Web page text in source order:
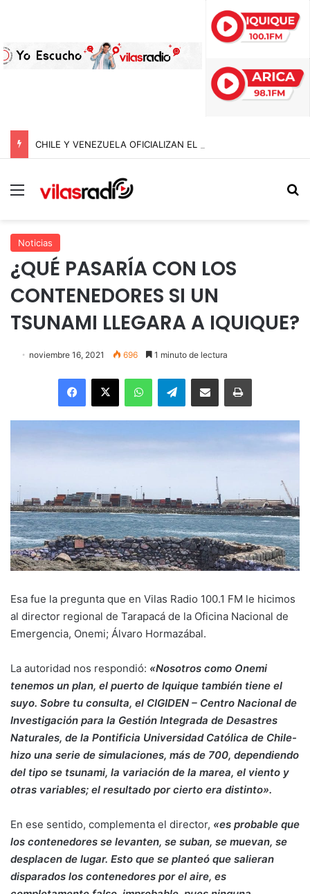
Menú
Noticias
¿QUÉ PASARÍA CON LOS
CONTENEDORES SI UN
TSUNAMI LLEGARA A IQUIQUE?
noviembre 16, 2021 696 1 minuto de lectura
Facebook
X WhatsAppTelegramEnviar vía email Imprimir
Esa fue la pregunta que en Vilas Radio 100.1 FM le hicimos
al director regional de Tarapacá de la Oficina Nacional de
Emergencia, Onemi; Álvaro Hormazábal.
La autoridad nos respondió: «Nosotros como Onemi
tenemos un plan, el puerto de Iquique también tiene el
suyo. Sobre tu consulta, el CIGIDEN – Centro Nacional de
Investigación para la Gestión Integrada de Desastres
Naturales, de la Pontificia Universidad Católica de Chile-
hizo una serie de simulaciones, más de 700, dependiendo
del tipo se tsunami, la variación de la marea, el viento y
otras variables; el resultado por cierto era distinto».
En ese sentido, complementa el director, «es probable que
los contenedores se levanten, se suban, se muevan, se
desplacen de lugar. Esto que se planteó que salieran
disparados los contenedores por el aire, es